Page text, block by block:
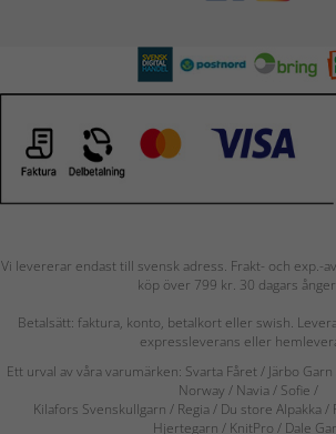
Vi levererar endast till svensk adress. Frakt- och exp.-
köp över 799 kr. 30 dagars
Betalsätt: faktura, konto, betalkort eller swish.
expressleverans eller
Ett urval av våra varumärken: Svarta Fåret / Järbo
Norway / Navia/ Sofie /
Kilafors Svenskullgarn / Regia / Du store Alpakka
Hjertegarn / KnitPro / Dale